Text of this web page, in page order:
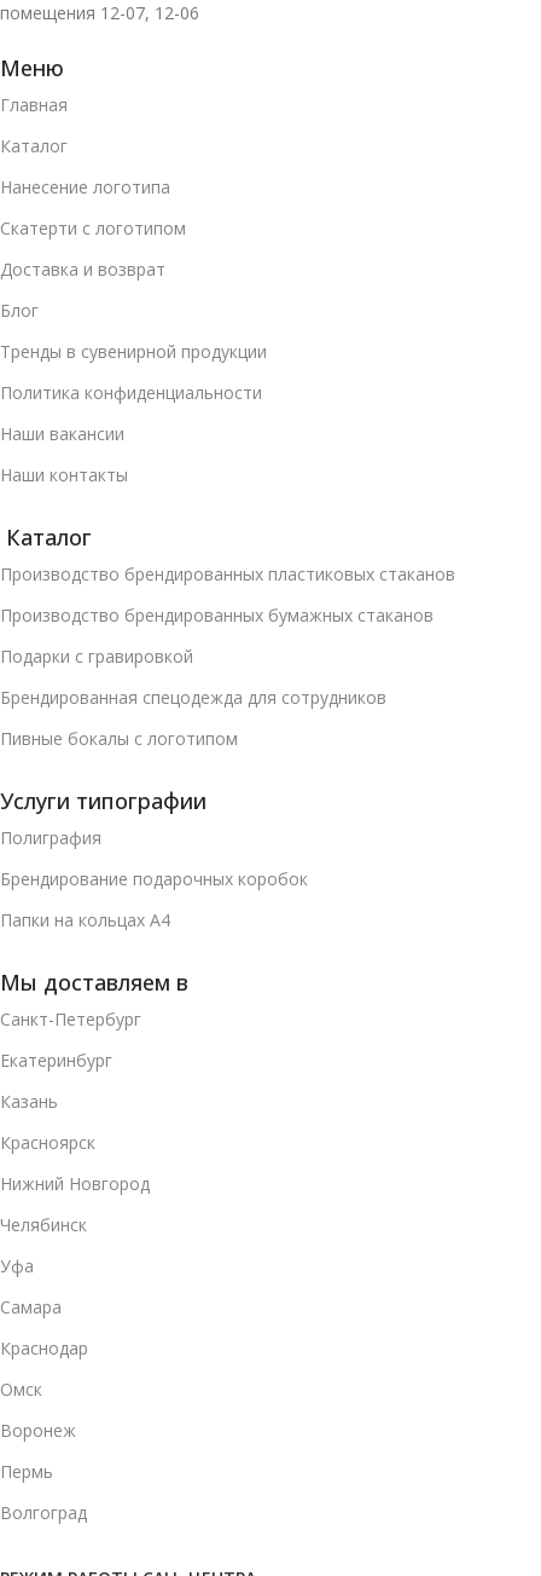
помещения 12-07, 12-06
Меню
Главная
Каталог
Нанесение логотипа
Скатерти с логотипом
Доставка и возврат
Блог
Тренды в сувенирной продукции
Политика конфиденциальности
Наши вакансии
Наши контакты
Каталог
Производство брендированных пластиковых стаканов
Производство брендированных бумажных стаканов
Подарки с гравировкой
Брендированная спецодежда для сотрудников
Пивные бокалы с логотипом
Услуги типографии
Полиграфия
Брендирование подарочных коробок
Папки на кольцах А4
Мы доставляем в
Санкт-Петербург
Екатеринбург
Казань
Красноярск
Нижний Новгород
Челябинск
Уфа
Самара
Краснодар
Омск
Воронеж
Пермь
Волгоград